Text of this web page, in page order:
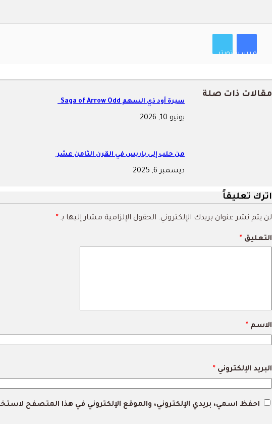
فيسبوكتويتر
مقالات ذات صلة
سيرة أود ذي السهم Saga of Arrow Odd
يونيو 10, 2026
من حلب إلى باريس في القرن الثامن عشر
ديسمبر 6, 2025
اترك تعليقاً
لن يتم نشر عنوان بريدك الإلكتروني. الحقول الإلزامية مشار إليها بـ *
التعليق *
الاسم *
البريد الإلكتروني *
احفظ اسمي، بريدي الإلكتروني، والموقع الإلكتروني في هذا المتصفح